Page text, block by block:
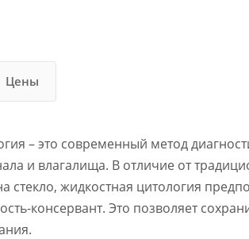
Цены
– это современный метод
и влагалища. В отличие от
стекло, жидкостная цитология
консервант. Это позволяет